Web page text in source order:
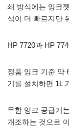
쇄 방식에는 잉크
식이 더 빠르지만
HP 7720과 HP
정품 잉크 기준 약
기를 설치하면 1L
무한 잉크 공급기
개조하는 것으로